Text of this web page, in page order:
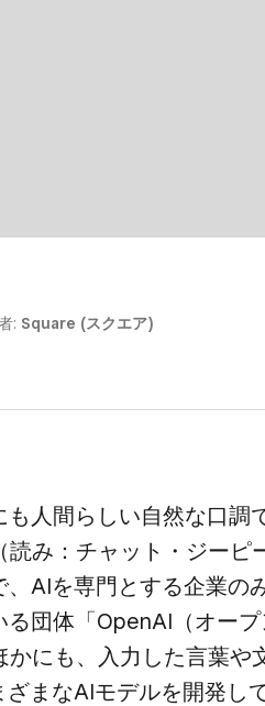
: Square (スクエア)
も​人間らしい​自然な​口調
読み：チャット・​ジー
、​AIを​専門と​する​企業の
団体​「OpenAI​（オープ
かにも、​入力した​言葉や​
ざまな​AIモデルを​開発し